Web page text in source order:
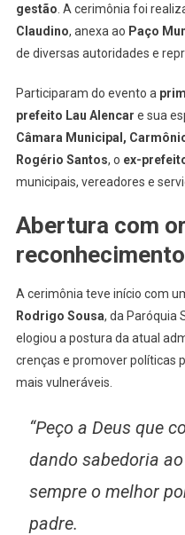
gestão . A cerimônia foi
Claudino, anexa ao Paço
de diversas autoridades e
Participaram do evento a
prefeito Lau Alencar e sua
Câmara Municipal,
Rogério Santos, o ex-
municipais, vereadores e
Abertura com
A cerimônia teve início com
Rodrigo Sousa, da Paróquia
elogiou a postura da atual
crenças e promover políticas
mais vulneráveis.
“Peço a Deus que
dando sabedoria
sempre o melhor
padre.